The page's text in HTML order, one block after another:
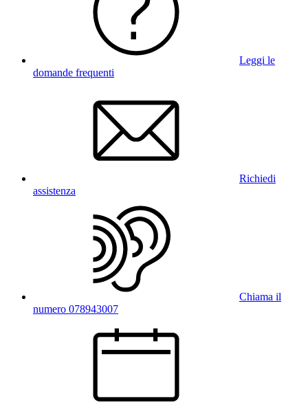
Leggi le
domande frequenti
Richiedi
assistenza
Chiama il
numero 078943007